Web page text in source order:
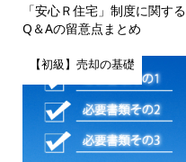
「安心Ｒ住宅」制度に関する
Q＆Aの留意点まとめ
【初級】売却の基礎